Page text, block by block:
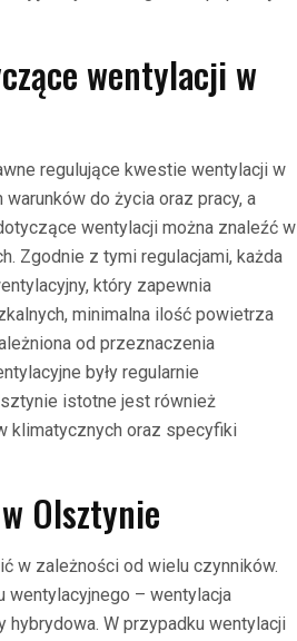
wentylacji w
regulujące kwestie wentylacji w
do życia oraz pracy, a
wentylacji można znaleźć w
Zgodnie z tymi regulacjami, każda
który zapewnia
minimalna ilość powietrza
od przeznaczenia
były regularnie
istotne jest również
klimatycznych oraz specyfiki
Olsztynie
w zależności od wielu czynników.
wentylacyjnego – wentylacja
W przypadku wentylacji